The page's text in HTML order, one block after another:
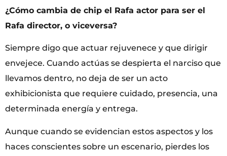
¿Cómo cambia de chip el Rafa actor para ser el
Rafa director, o viceversa?
Siempre digo que actuar rejuvenece y que dirigir
envejece. Cuando actúas se despierta el narciso que
llevamos dentro, no deja de ser un acto
exhibicionista que requiere cuidado, presencia, una
determinada energía y entrega.
Aunque cuando se evidencian estos aspectos y los
haces conscientes sobre un escenario, pierdes los